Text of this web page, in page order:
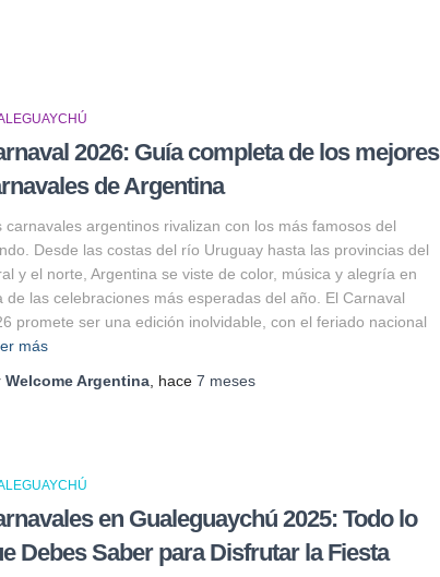
2026: Guía completa de los mejores
de Argentina
carnavales argentinos rivalizan con los más famosos del
Desde las costas del río Uruguay hasta las provincias del
y el norte, Argentina se viste de color, música y alegría en
de las celebraciones más esperadas del año. El Carnaval
promete ser una edición inolvidable, con el feriado nacional
más
Welcome Argentina , hace 7 meses
en Gualeguaychú 2025: Todo lo
Debes Saber para Disfrutar la Fiesta